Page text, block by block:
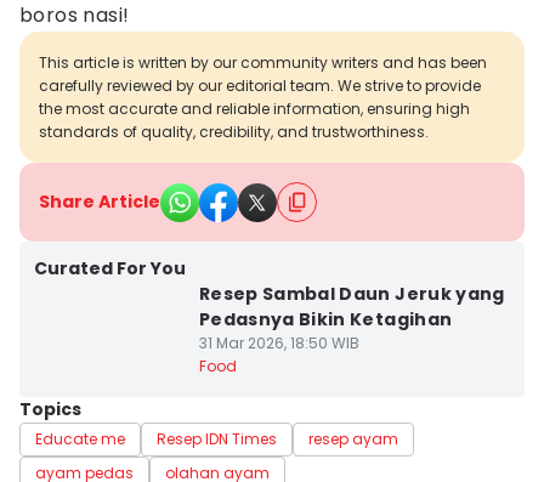
boros nasi!
This article is written by our community writers and has been
carefully reviewed by our editorial team. We strive to provide
the most accurate and reliable information, ensuring high
standards of quality, credibility, and trustworthiness.
Share Article
Curated For You
Resep Sambal Daun Jeruk yang
Pedasnya Bikin Ketagihan
31 Mar 2026, 18:50 WIB
Food
Topics
Educate me Resep IDN Times
resep ayam
ayam pedas
olahan ayam